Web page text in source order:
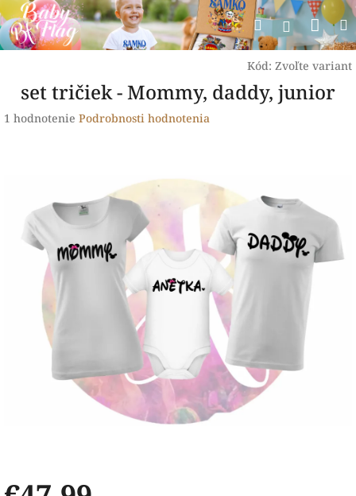
Prejsť
na
obsah
Hľadať
Kód: Zvoľte variant
set tričiek - Mommy, daddy, junior
Priemerné
hviezdičiek.
1 hodnotenie Podrobnosti hodnotenia